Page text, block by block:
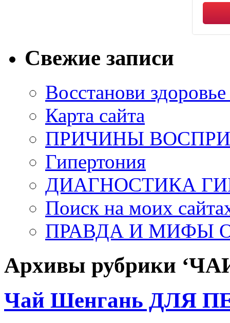
Свежие записи
Восстанови
Карта сайта
ПРИЧИНЫ
Гипертония
ДИАГНОСТИКА
Поиск на моих
ПРАВДА И МИФЫ
Архивы рубрики
Чай Шенгань ДЛЯ